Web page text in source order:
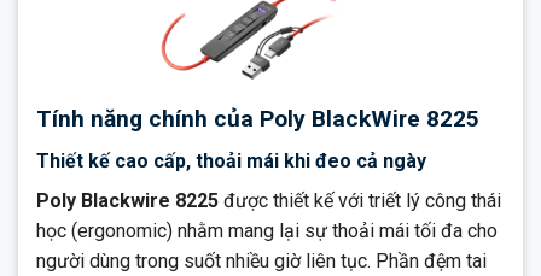
Tính năng chính của Poly BlackWire 8225
Thiết kế cao cấp, thoải mái khi đeo cả ngày
Poly Blackwire 8225 được thiết kế với triết lý công thái
học (ergonomic) nhằm mang lại sự thoải mái tối đa cho
người dùng trong suốt nhiều giờ liên tục. Phần đệm tai